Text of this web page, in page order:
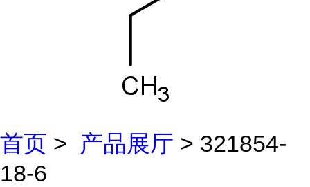
首页 > 产品展厅 > 321854-
18-6